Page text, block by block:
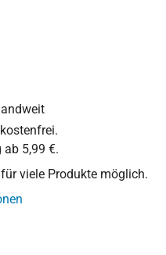
ab 5,99 €.
viele Produkte möglich.